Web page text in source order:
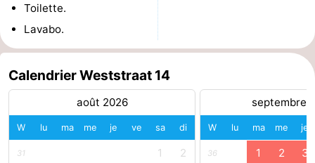
Piscines
-
Faire
du
-
Randonnée
-
Toilette.
Lavabo.
Calendrier Weststraat 14
août 2026
W lu ma me je ve sa di
31 1 2
septembre
W lu ma me je
36 1 2 3